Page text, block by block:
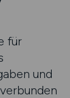
für
und